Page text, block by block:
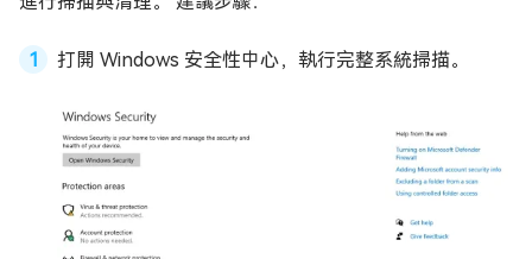
打開 Windows 安全性中心，執行完整系統掃描。